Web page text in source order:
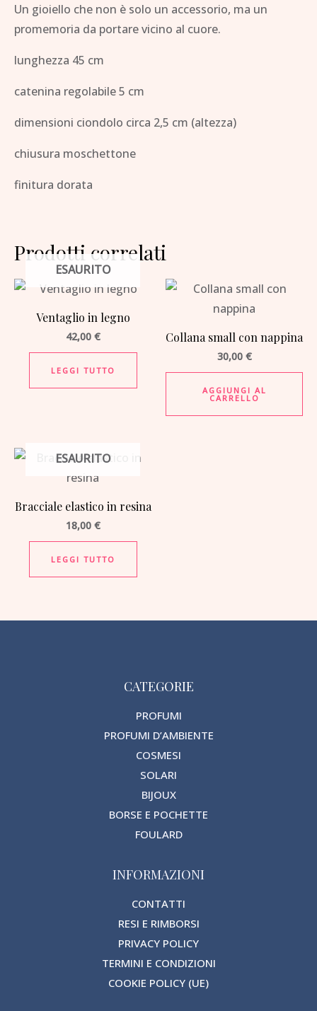
Un gioiello che non è solo un accessorio, ma un
promemoria da portare vicino al cuore.
lunghezza 45 cm
catenina regolabile 5 cm
dimensioni ciondolo circa 2,5 cm (altezza)
chiusura moschettone
finitura dorata
Prodotti correlati
ESAURITO
Ventaglio in legno
42,00 €
LEGGI TUTTO
Collana small con nappina
30,00 €
AGGIUNGI AL
CARRELLO
ESAURITO
Bracciale elastico in resina
18,00 €
LEGGI TUTTO
CATEGORIE
PROFUMI
PROFUMI D’AMBIENTE
COSMESI
SOLARI
BIJOUX
BORSE E POCHETTE
FOULARD
INFORMAZIONI
CONTATTI
RESI E RIMBORSI
PRIVACY POLICY
TERMINI E CONDIZIONI
COOKIE POLICY (UE)